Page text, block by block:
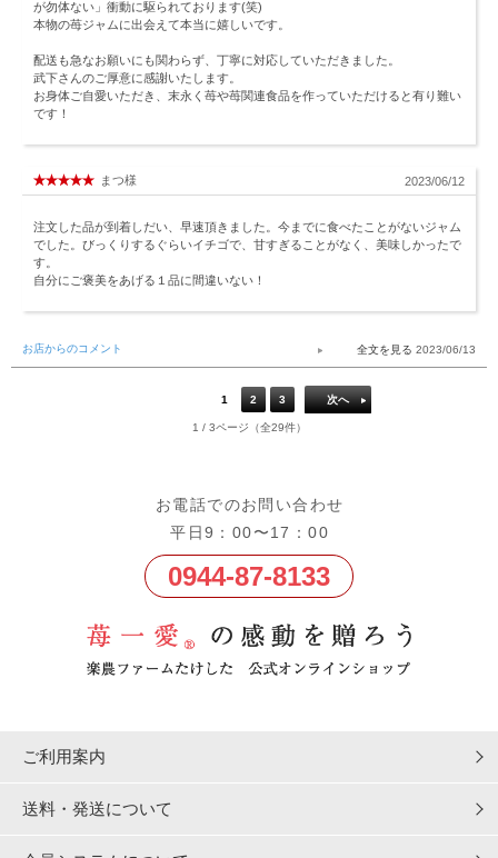
が勿体ない」衝動に駆られております(笑)
本物の苺ジャムに出会えて本当に嬉しいです。
配送も急なお願いにも関わらず、丁寧に対応していただきました。
武下さんのご厚意に感謝いたします。
お身体ご自愛いただき、末永く苺や苺関連食品を作っていただけると有り難い
です！
まつ様 2023/06/12
注文した品が到着しだい、早速頂きました。今までに食べたことがないジャム
でした。びっくりするぐらいイチゴで、甘すぎることがなく、美味しかったで
す。
自分にご褒美をあげる１品に間違いない！
お店からのコメント 2023/06/13
1 2 3 次へ
1 / 3ページ（全29件）
お電話でのお問い合わせ
平日9：00〜17：00
0944-87-8133
ご利用案内
送料・発送について